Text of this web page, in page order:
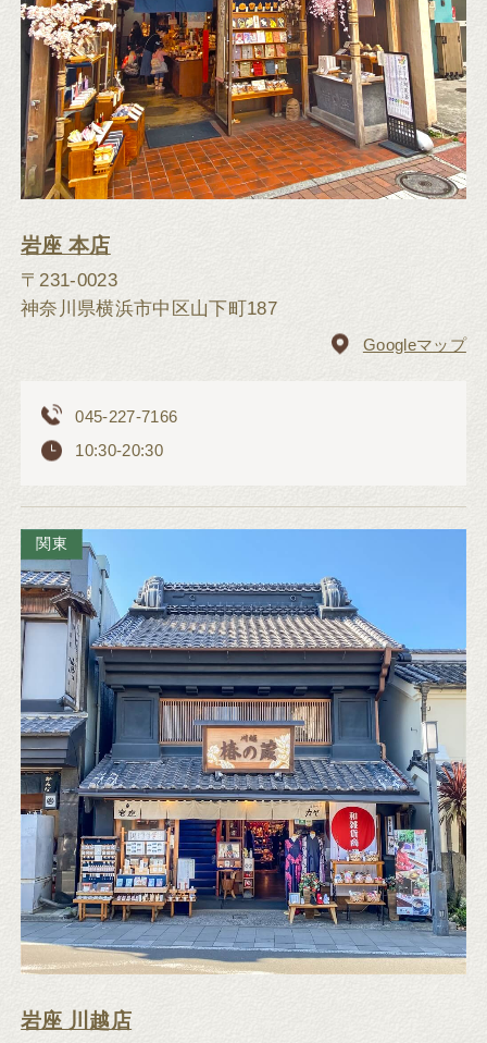
岩座 本店
〒231-0023
神奈川県横浜市中区山下町187
Googleマップ
045-227-7166
10:30-20:30
関東
岩座 川越店